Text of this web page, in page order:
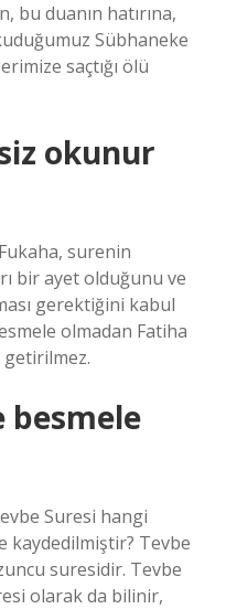
bu duanın hatırına,
Sübhaneke
saçtığı ölü
okunur
surenin
bir ayet olduğunu ve
gerektiğini kabul
olmadan Fatiha
besmele
Suresi hangi
kaydedilmiştir? Tevbe
suresidir. Tevbe
olarak da bilinir,